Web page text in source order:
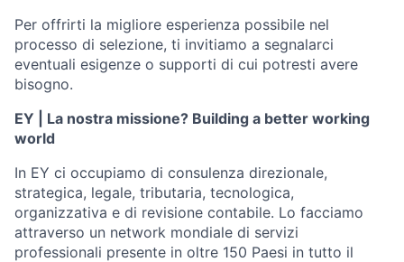
Per offrirti la migliore esperienza possibile nel
processo di selezione, ti invitiamo a segnalarci
eventuali esigenze o supporti di cui potresti avere
bisogno.
EY | La nostra missione? Building a better working
world
In EY ci occupiamo di consulenza direzionale,
strategica, legale, tributaria, tecnologica,
organizzativa e di revisione contabile. Lo facciamo
attraverso un network mondiale di servizi
professionali presente in oltre 150 Paesi in tutto il